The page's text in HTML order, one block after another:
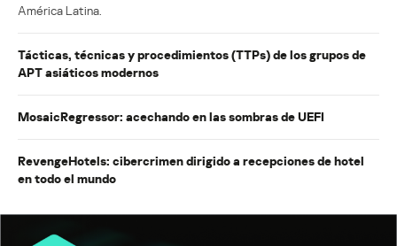
América Latina.
Tácticas, técnicas y procedimientos (TTPs) de los grupos de
APT asiáticos modernos
MosaicRegressor: acechando en las sombras de UEFI
RevengeHotels: cibercrimen dirigido a recepciones de hotel
en todo el mundo